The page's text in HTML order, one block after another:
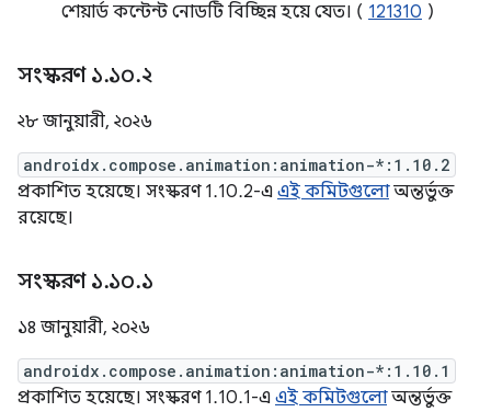
শেয়ার্ড কন্টেন্ট নোডটি বিচ্ছিন্ন হয়ে যেত। ( 121310 )
সংস্করণ ১.১০.২
২৮ জানুয়ারী, ২০২৬
androidx.compose.animation:animation-*:1.10.2
প্রকাশিত হয়েছে। সংস্করণ 1.10.2-এ এই কমিটগুলোঅন্তর্ভুক্ত
রয়েছে।
সংস্করণ ১.১০.১
১৪ জানুয়ারী, ২০২৬
androidx.compose.animation:animation-*:1.10.1
প্রকাশিত হয়েছে। সংস্করণ 1.10.1-এ এই কমিটগুলোঅন্তর্ভুক্ত